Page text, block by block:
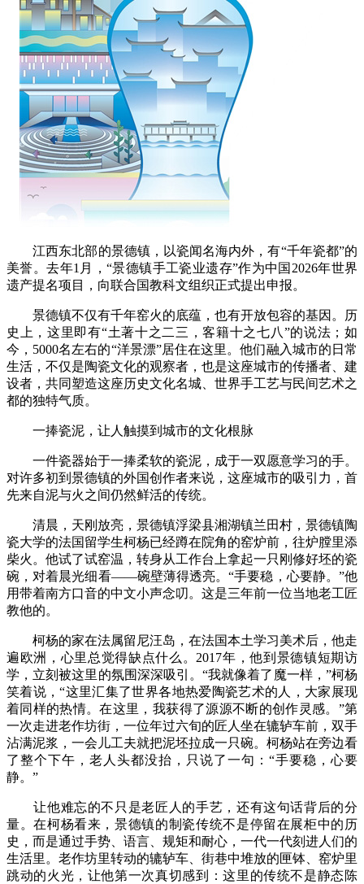
江西东北部的景德镇，以瓷闻名海内外，有“千年瓷都”的
美誉。去年1月，“景德镇手工瓷业遗存”作为中国2026年世界
遗产提名项目，向联合国教科文组织正式提出申报。
景德镇不仅有千年窑火的底蕴，也有开放包容的基因。历
史上，这里即有“土著十之二三，客籍十之七八”的说法；如
今，5000名左右的“洋景漂”居住在这里。他们融入城市的日常
生活，不仅是陶瓷文化的观察者，也是这座城市的传播者、建
设者，共同塑造这座历史文化名城、世界手工艺与民间艺术之
都的独特气质。
一捧瓷泥，让人触摸到城市的文化根脉
一件瓷器始于一捧柔软的瓷泥，成于一双愿意学习的手。
对许多初到景德镇的外国创作者来说，这座城市的吸引力，首
先来自泥与火之间仍然鲜活的传统。
清晨，天刚放亮，景德镇浮梁县湘湖镇兰田村，景德镇陶
瓷大学的法国留学生柯杨已经蹲在院角的窑炉前，往炉膛里添
柴火。他试了试窑温，转身从工作台上拿起一只刚修好坯的瓷
碗，对着晨光细看——碗壁薄得透亮。“手要稳，心要静。”他
用带着南方口音的中文小声念叨。这是三年前一位当地老工匠
教他的。
柯杨的家在法属留尼汪岛，在法国本土学习美术后，他走
遍欧洲，心里总觉得缺点什么。2017年，他到景德镇短期访
学，立刻被这里的氛围深深吸引。“我就像着了魔一样，”柯杨
笑着说，“这里汇集了世界各地热爱陶瓷艺术的人，大家展现
着同样的热情。在这里，我获得了源源不断的创作灵感。”第
一次走进老作坊街，一位年过六旬的匠人坐在辘轳车前，双手
沾满泥浆，一会儿工夫就把泥坯拉成一只碗。柯杨站在旁边看
了整个下午，老人头都没抬，只说了一句：“手要稳，心要
静。”
让他难忘的不只是老匠人的手艺，还有这句话背后的分
量。在柯杨看来，景德镇的制瓷传统不是停留在展柜中的历
史，而是通过手势、语言、规矩和耐心，一代一代刻进人们的
生活里。老作坊里转动的辘轳车、街巷中堆放的匣钵、窑炉里
跳动的火光，让他第一次真切感到：这里的传统不是静态陈